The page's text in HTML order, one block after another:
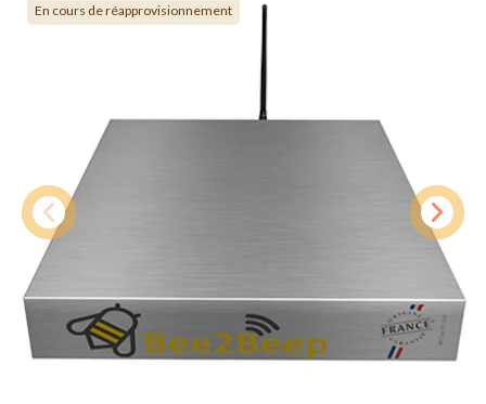
En cours de réapprovisionnement